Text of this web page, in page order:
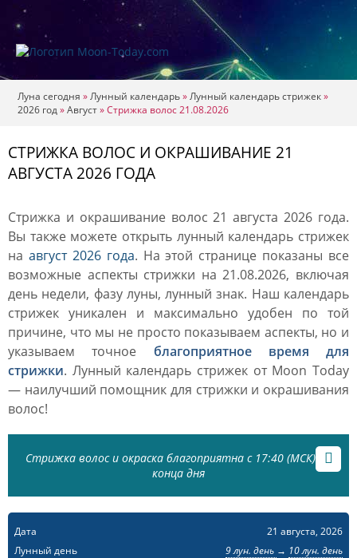
Луна сегодня »Лунный календарь»Лунный календарь стрижек»
2026 год»Август»Стрижка волос 21.08.2026
СТРИЖКА ВОЛОС И ОКРАШИВАНИЕ 21
АВГУСТА 2026 ГОДА
Стрижка и окрашивание волос 21 августа 2026 года.
Вы также можете открыть лунный календарь стрижек
на август 2026 года. На этой странице показаны все
возможные аспекты стрижки на 21.08.2026, включая
день недели, фазу луны, лунный знак. Наш календарь
стрижек уникален и максимально удобен по той
причине, что мы не просто показываем аспекты, но и
указываем точное благоприятное время для
стрижки. Лунный календарь стрижек от Moon Today
— наилучший помощник для стрижки и окрашивания
волос!
Стрижка волос и окраска благоприятна с 17:40 (МСК) до
конца дня
Дата
21 августа, 2026
Лунный день
9 лун. день → 10 лун. день